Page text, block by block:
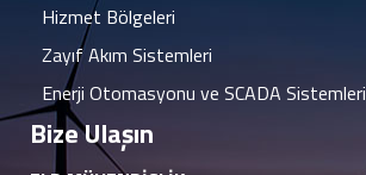
Hizmet Bölgeleri
Zayıf Akım Sistemleri
Enerji Otomasyonu ve SCADA Sistemleri
Bize Ulaşın